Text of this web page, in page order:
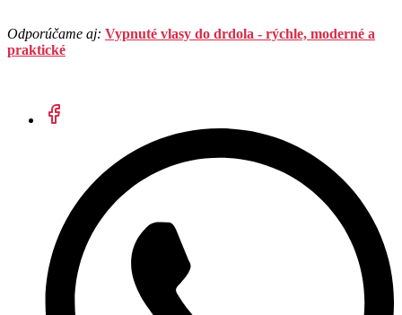
Odporúčame aj: Vypnuté vlasy do drdola - rýchle, moderné a
praktické